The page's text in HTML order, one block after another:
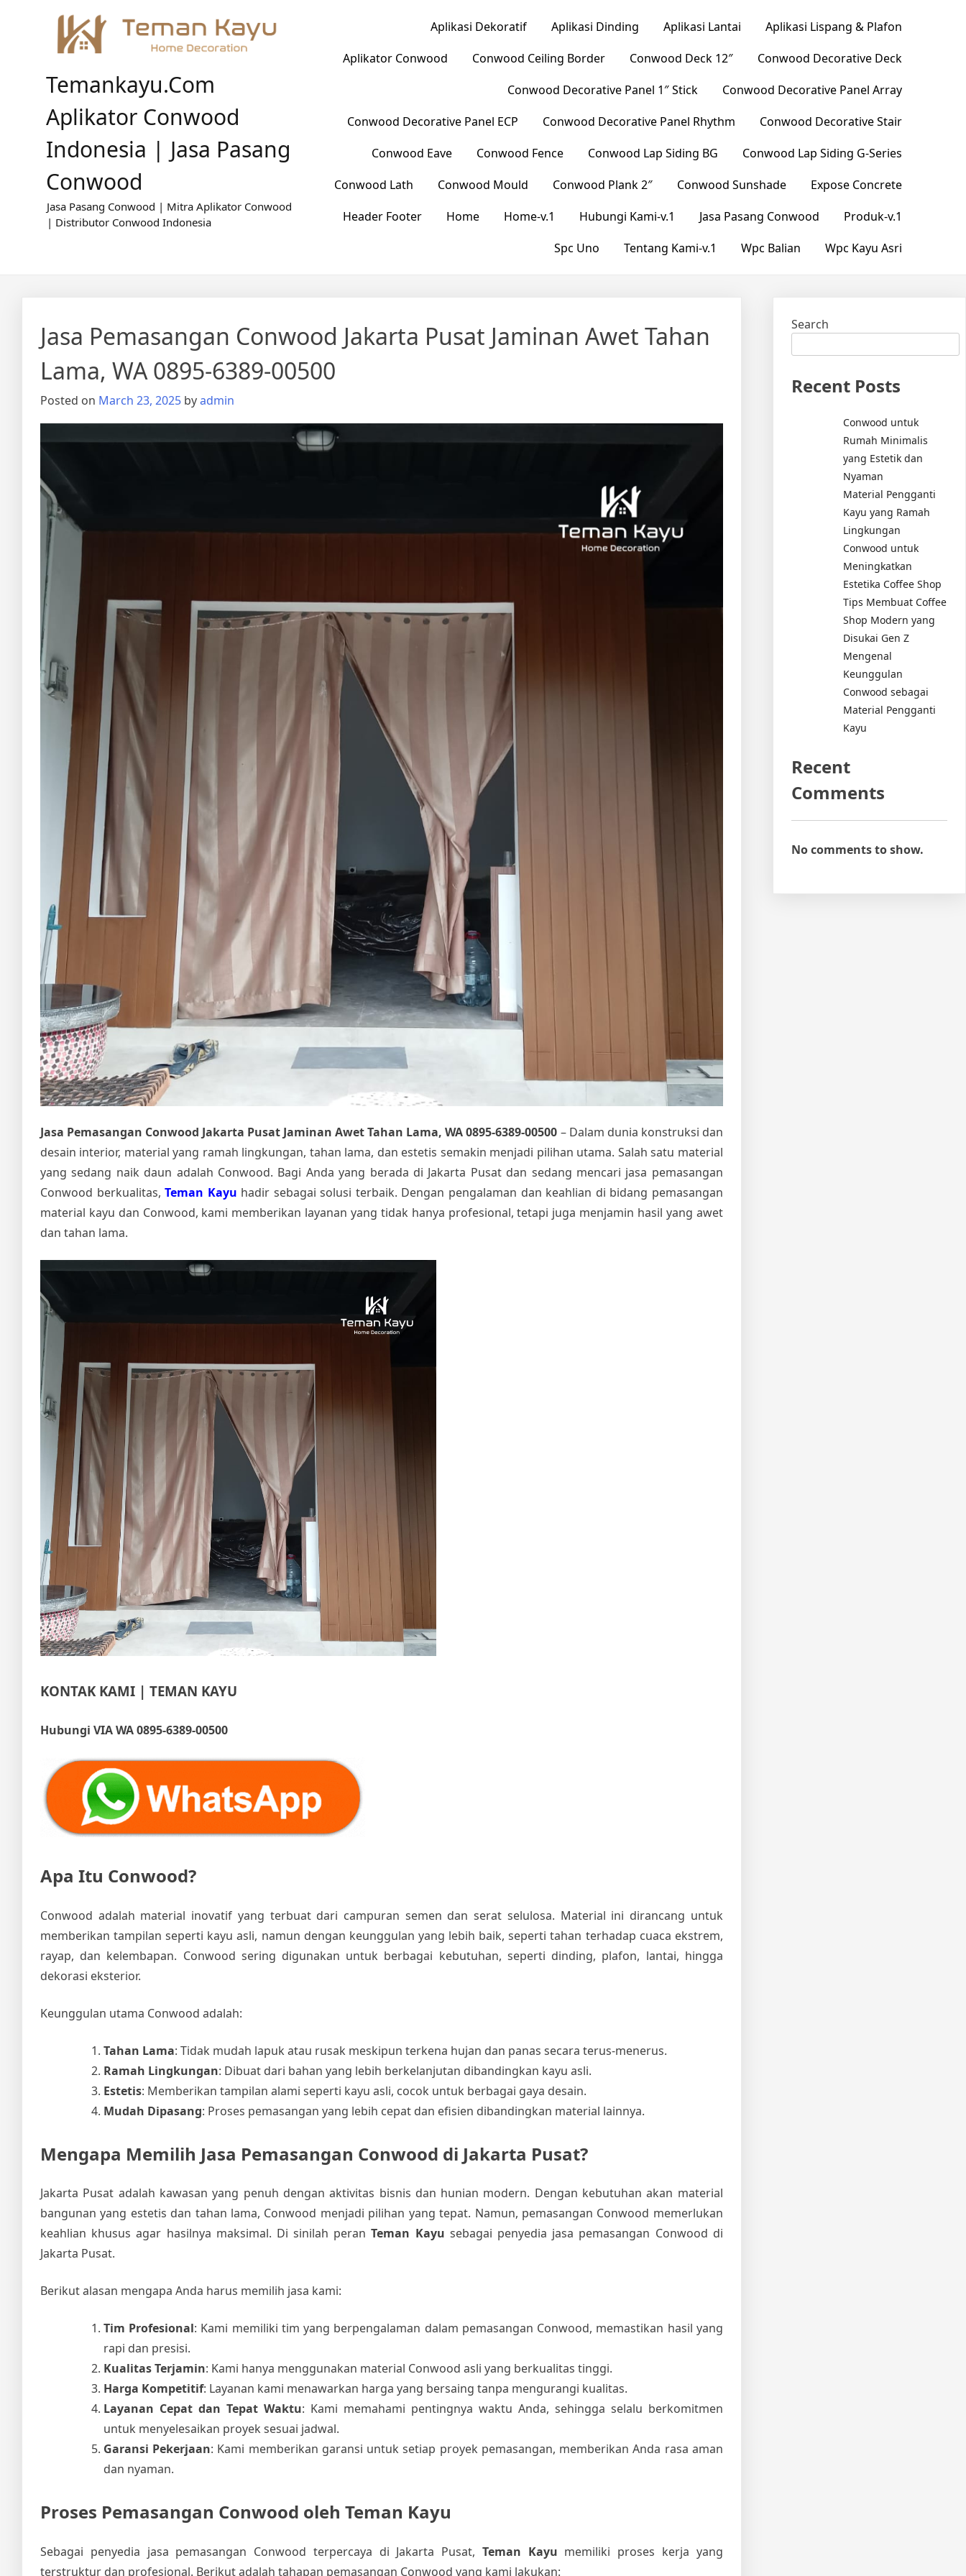
Temankayu.com
Aplikator Conwood
Indonesia | Jasa Pasang
Conwood
Jasa Pasang Conwood | Mitra Aplikator Conwood
| Distributor Conwood Indonesia
Aplikasi Dekoratif Aplikasi Dinding Aplikasi Lantai
Aplikasi Lispang & Plafon
Aplikator Conwood
Conwood Ceiling Border Conwood Deck 12″
Conwood Decorative Deck
Conwood Decorative Panel 1″ Stick
Conwood Decorative Panel Array
Conwood Decorative Panel ECP
Conwood Decorative Panel Rhythm
Conwood Decorative Stair
Conwood Eave
Conwood Fence Conwood Lap Siding BG
Conwood Lap Siding G-Series
Conwood Lath
Conwood Mould Conwood Plank 2″ Conwood Sunshade
Expose Concrete
Header Footer
Home Home-v.1 Hubungi Kami-v.1 Jasa Pasang Conwood
Produk-v.1
Spc Uno
Tentang Kami-v.1 Wpc Balian Wpc Kayu Asri
Jasa Pemasangan Conwood Jakarta Pusat Jaminan Awet Tahan
Lama, WA 0895-6389-00500
Posted on March 23, 2025 byadmin
Jasa Pemasangan Conwood Jakarta Pusat Jaminan Awet Tahan Lama, WA 0895-6389-00500 – Dalam dunia konstruksi dan
desain interior, material yang ramah lingkungan, tahan lama, dan estetis semakin menjadi pilihan utama. Salah satu material
yang sedang naik daun adalah Conwood. Bagi Anda yang berada di Jakarta Pusat dan sedang mencari jasa pemasangan
Conwood berkualitas,Teman Kayu hadir sebagai solusi terbaik. Dengan pengalaman dan keahlian di bidang pemasangan
material kayu dan Conwood, kami memberikan layanan yang tidak hanya profesional, tetapi juga menjamin hasil yang awet
dan tahan lama.
KONTAK KAMI | TEMAN KAYU
Hubungi VIA WA 0895-6389-00500
Apa Itu Conwood?
Conwood adalah material inovatif yang terbuat dari campuran semen dan serat selulosa. Material ini dirancang untuk
memberikan tampilan seperti kayu asli, namun dengan keunggulan yang lebih baik, seperti tahan terhadap cuaca ekstrem,
rayap, dan kelembapan. Conwood sering digunakan untuk berbagai kebutuhan, seperti dinding, plafon, lantai, hingga
dekorasi eksterior.
Keunggulan utama Conwood adalah:
Tahan Lama: Tidak mudah lapuk atau rusak meskipun terkena hujan dan panas secara terus-menerus.
Ramah Lingkungan: Dibuat dari bahan yang lebih berkelanjutan dibandingkan kayu asli.
Estetis: Memberikan tampilan alami seperti kayu asli, cocok untuk berbagai gaya desain.
Mudah Dipasang: Proses pemasangan yang lebih cepat dan efisien dibandingkan material lainnya.
Mengapa Memilih Jasa Pemasangan Conwood di Jakarta Pusat?
Jakarta Pusat adalah kawasan yang penuh dengan aktivitas bisnis dan hunian modern. Dengan kebutuhan akan material
bangunan yang estetis dan tahan lama, Conwood menjadi pilihan yang tepat. Namun, pemasangan Conwood memerlukan
keahlian khusus agar hasilnya maksimal. Di sinilah peranTeman Kayu sebagai penyedia jasa pemasangan Conwood di
Jakarta Pusat.
Berikut alasan mengapa Anda harus memilih jasa kami:
Tim Profesional: Kami memiliki tim yang berpengalaman dalam pemasangan Conwood, memastikan hasil yang
rapi dan presisi.
Kualitas Terjamin: Kami hanya menggunakan material Conwood asli yang berkualitas tinggi.
Harga Kompetitif: Layanan kami menawarkan harga yang bersaing tanpa mengurangi kualitas.
Layanan Cepat dan Tepat Waktu: Kami memahami pentingnya waktu Anda, sehingga selalu berkomitmen
untuk menyelesaikan proyek sesuai jadwal.
Garansi Pekerjaan: Kami memberikan garansi untuk setiap proyek pemasangan, memberikan Anda rasa aman
dan nyaman.
Proses Pemasangan Conwood oleh Teman Kayu
Sebagai penyedia jasa pemasangan Conwood terpercaya di Jakarta Pusat, Teman Kayu memiliki proses kerja yang
terstruktur dan profesional. Berikut adalah tahapan pemasangan Conwood yang kami lakukan:
Search
Recent Posts
Conwood untuk
Rumah Minimalis
yang Estetik dan
Nyaman
Material Pengganti
Kayu yang Ramah
Lingkungan
Conwood untuk
Meningkatkan
Estetika Coffee Shop
Tips Membuat Coffee
Shop Modern yang
Disukai Gen Z
Mengenal
Keunggulan
Conwood sebagai
Material Pengganti
Kayu
Recent
Comments
No comments to show.